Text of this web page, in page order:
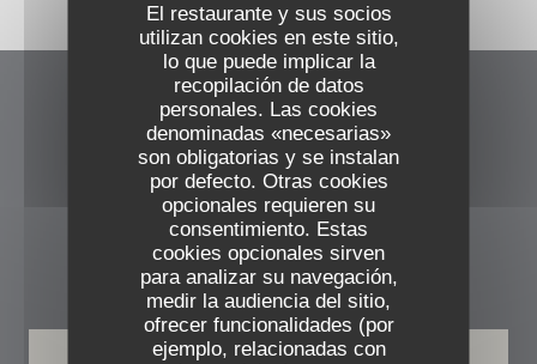
El restaurante y sus socios
utilizan cookies en este sitio,
lo que puede implicar la
recopilación de datos
personales. Las cookies
denominadas «necesarias»
son obligatorias y se instalan
por defecto. Otras cookies
opcionales requieren su
consentimiento. Estas
cookies opcionales sirven
para analizar su navegación,
medir la audiencia del sitio,
ofrecer funcionalidades (por
ejemplo, relacionadas con
Le Saint Pierre
4 Pl. du Bateau 76530 La Bouille((abre en una
02 35 18 79 39
RESERVA
RESERVAR UNA MESA